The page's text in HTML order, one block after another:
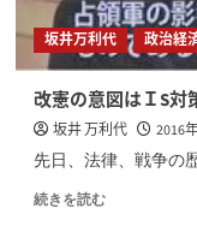
坂井万利代 政治経
改憲の意図はＩS
坂井 万利代 2016
先日、法律、戦争の
続きを読む